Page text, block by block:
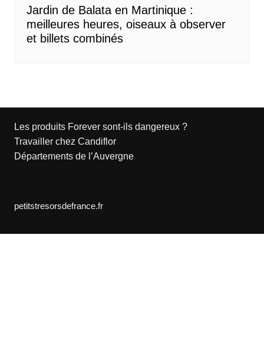
Jardin de Balata en Martinique :
meilleures heures, oiseaux à observer
et billets combinés
Les produits Forever sont-ils dangereux ?
Travailler chez Candiflor
Départements de l’Auvergne
petitstresorsdefrance.fr